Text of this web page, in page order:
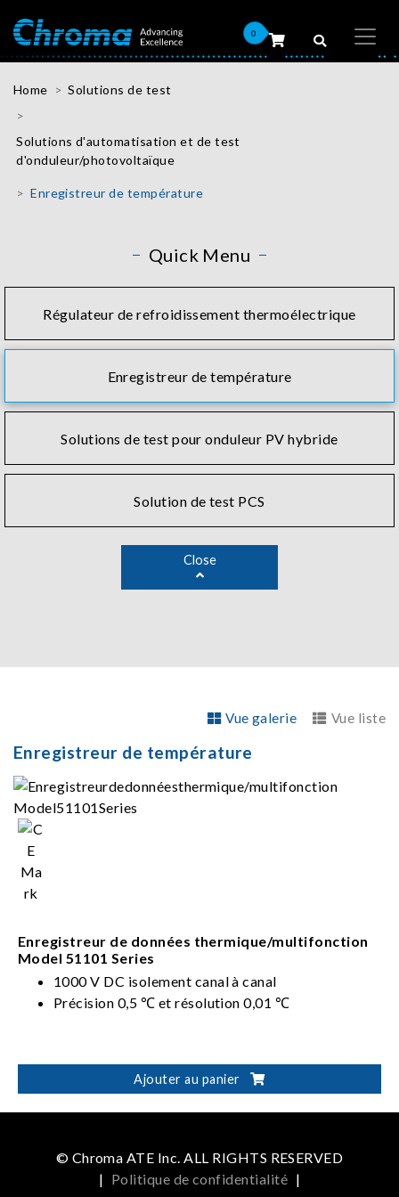
0
Home Solutions de test
Solutions d'automatisation et de test
d'onduleur/photovoltaïque
Enregistreur de température
Quick Menu
Régulateur de refroidissement thermoélectrique
Enregistreur de température
Solutions de test pour onduleur PV hybride
Solution de test PCS
Close
Vue galerie Vue liste
Enregistreur de température
Enregistreur de données thermique/multifonction
Model 51101 Series
1000 V DC isolement canal à canal
Précision 0,5 ℃ et résolution 0,01 ℃
Ajouter au panier
© Chroma ATE Inc. ALL RIGHTS RESERVED
| Politique de confidentialité |